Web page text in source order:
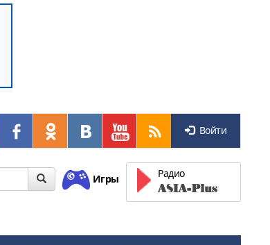
Войти
Игры Радио